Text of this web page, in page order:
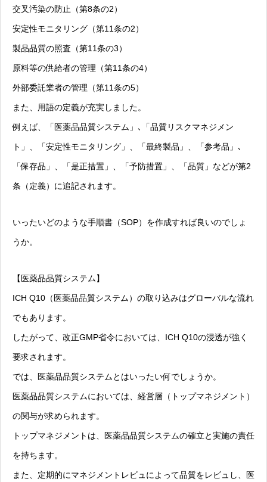
交叉汚染の防止（第8条の2）
安定性モニタリング（第11条の2）
製品品質の照査（第11条の3）
原料等の供給者の管理（第11条の4）
外部委託業者の管理（第11条の5）
また、用語の定義が充実しました。
例えば、「医薬品品質システム」､「品質リスクマネジメン
ト」、「安定性モニタリング」、「最終製品」、「参考品」､
「保存品」、「是正措置」、「予防措置」、「品質」などが第2
条（定義）に追記されます。
いったいどのような手順書（SOP）を作成すれば良いのでしょ
うか。
【医薬品品質システム】
ICH Q10（医薬品品質システム）の取り込みはグローバルな流れ
でもあります。
したがって、改正GMP省令においては、ICH Q10の浸透が強く
要求されます。
では、医薬品品質システムとはいったい何でしょうか。
医薬品品質システムにおいては、経営層（トップマネジメント）
の関与が求められます。
トップマネジメントは、医薬品品質システムの確立と実施の責任
を持ちます。
また、定期的にマネジメントレビュによって品質をレビュし、医